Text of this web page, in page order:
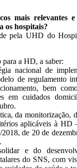
mais relevantes
os hospitais?
pela UHD do
a HD, a saber:
nacional de
de regulamento
bem
em cuidados
da monitorização,
aplicáveis à HD
de 20 de
e do
do SNS, com